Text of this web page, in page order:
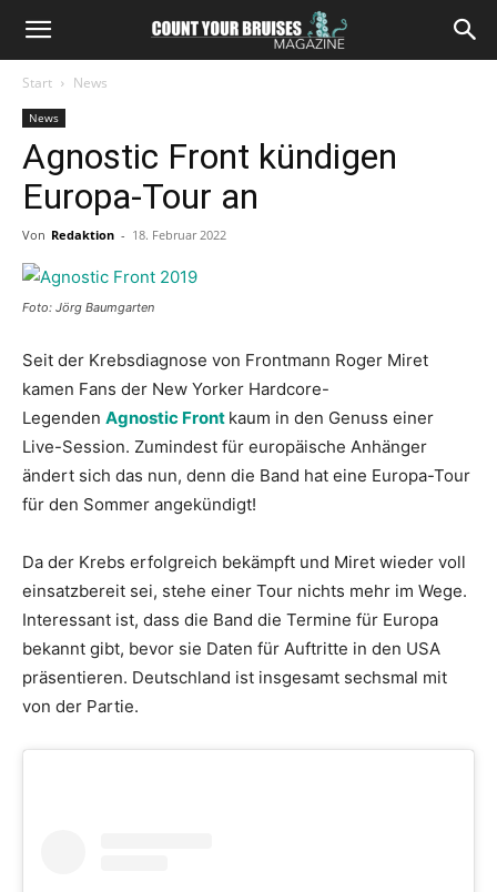
Start News
News
Agnostic Front kündigen
Europa-Tour an
Von Redaktion - 18. Februar 2022
Foto: Jörg Baumgarten
Seit der Krebsdiagnose von Frontmann Roger Miret
kamen Fans der New Yorker Hardcore-
Legenden Agnostic Front kaum in den Genuss einer
Live-Session. Zumindest für europäische Anhänger
ändert sich das nun, denn die Band hat eine Europa-Tour
für den Sommer angekündigt!
Da der Krebs erfolgreich bekämpft und Miret wieder voll
einsatzbereit sei, stehe einer Tour nichts mehr im Wege.
Interessant ist, dass die Band die Termine für Europa
bekannt gibt, bevor sie Daten für Auftritte in den USA
präsentieren. Deutschland ist insgesamt sechsmal mit
von der Partie.